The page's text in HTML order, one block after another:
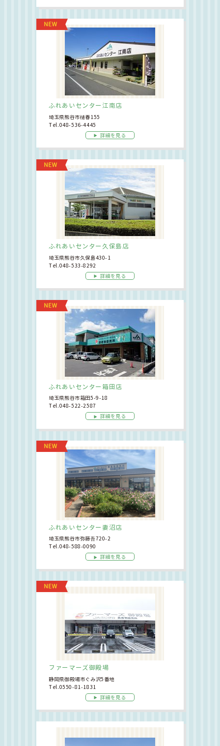
ふれあいセンター江南店
埼玉県熊谷市樋春155
Tel.048-536-4445
詳細を見る
ふれあいセンター久保島店
埼玉県熊谷市久保島430-1
Tel.048-533-8292
詳細を見る
ふれあいセンター箱田店
埼玉県熊谷市箱田5-9-18
Tel.048-522-2587
詳細を見る
ふれあいセンター妻沼店
埼玉県熊谷市弥藤吾720-2
Tel.048-588-0090
詳細を見る
ファーマーズ御殿場
静岡県御殿場市ぐみ沢5番地
Tel.0550-81-1831
詳細を見る